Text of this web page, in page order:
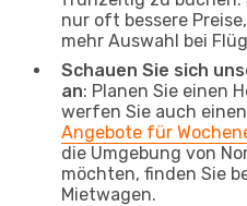
nur oft bessere
mehr Auswahl bei
Schauen Sie sich
an: Planen Sie einen
werfen Sie auch
Angebote für
die Umgebung von
möchten, finden Sie
Mietwagen.